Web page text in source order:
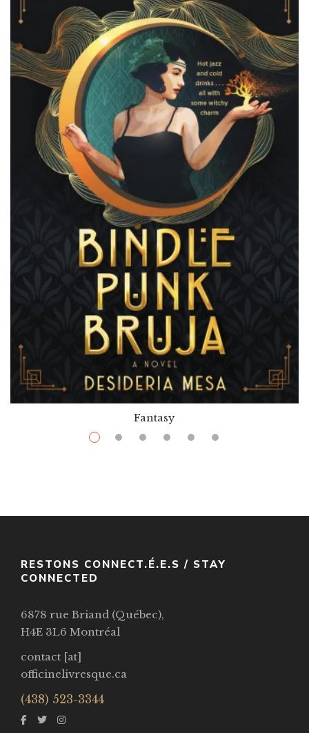
Fantasy
$ 11.99 $40.99
RESTONS CONNECT.É.E.S / STAY
CONNECTED
6878 rue Briand (Québec),
H4E 3L6 Montréal
contact [at]
officinelivresque.ca
(438) 523-3344